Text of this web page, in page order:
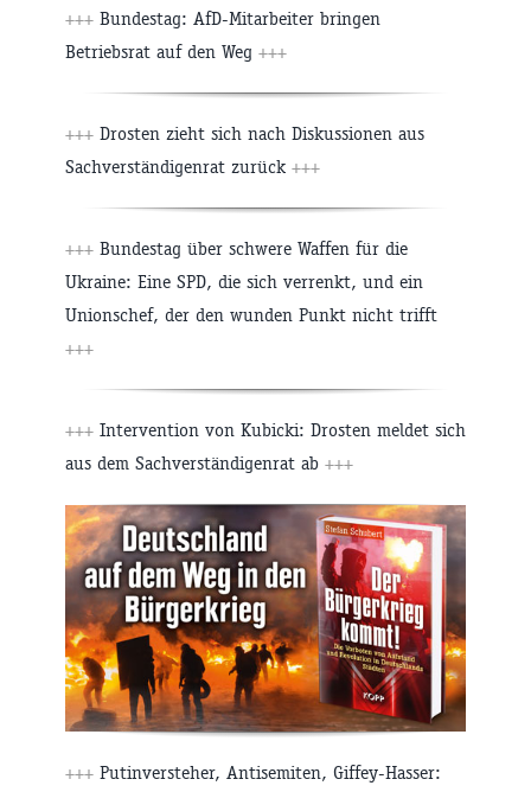
+++ Bundestag: AfD-Mitarbeiter bringen
Betriebsrat auf den Weg +++
+++ Drosten zieht sich nach Diskussionen aus
Sachverständigenrat zurück +++
+++ Bundestag über schwere Waffen für die
Ukraine: Eine SPD, die sich verrenkt, und ein
Unionschef, der den wunden Punkt nicht trifft
+++
+++ Intervention von Kubicki: Drosten meldet sich
aus dem Sachverständigenrat ab +++
+++ Putinversteher, Antisemiten, Giffey-Hasser: